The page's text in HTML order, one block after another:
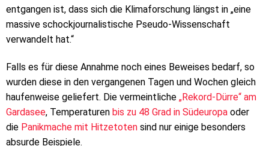
entgangen ist, dass sich die Klimaforschung längst in „eine
massive schockjournalistische Pseudo-Wissenschaft
verwandelt hat.“
Falls es für diese Annahme noch eines Beweises bedarf, so
wurden diese in den vergangenen Tagen und Wochen gleich
haufenweise geliefert. Die vermeintliche „Rekord-Dürre“ am
Gardasee, Temperaturen bis zu 48 Grad in Südeuropa oder
die Panikmache mit Hitzetoten sind nur einige besonders
absurde Beispiele.